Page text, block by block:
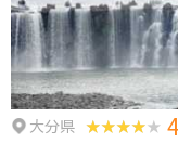
物を購入できる * 豊後大野
た料理が楽しめる * バイク
光スポットへのアクセスが
大分県 4